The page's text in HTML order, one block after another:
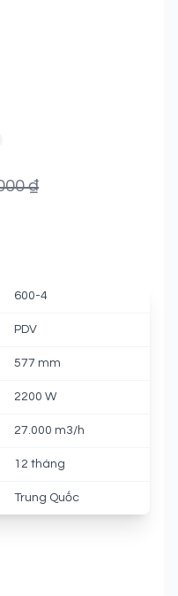
₫
600-4
PDV
577 mm
2200 W
27.000 m3/h
12 tháng
Trung Quốc